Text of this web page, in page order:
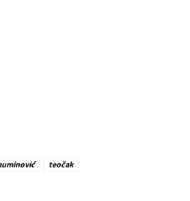
teočak